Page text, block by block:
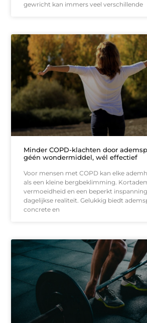
gewricht kan immers veel verschillende
Minder COPD-klachten door
géén wondermiddel, wél effectief
Voor mensen met COPD kan elke
als een kleine bergbeklimming.
vermoeidheid en een beperkt
dagelijkse realiteit. Gelukkig biedt
concrete en